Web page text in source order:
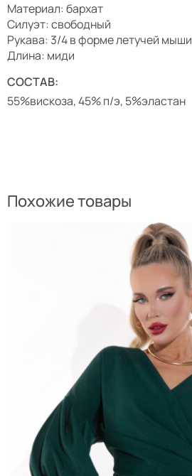
Материал: бархат
Силуэт: свободный
Рукава: 3/4 в форме летучей мыши
Длина: миди
СОСТАВ:
55%вискоза, 45% п/э, 5%эластан
Похожие товары